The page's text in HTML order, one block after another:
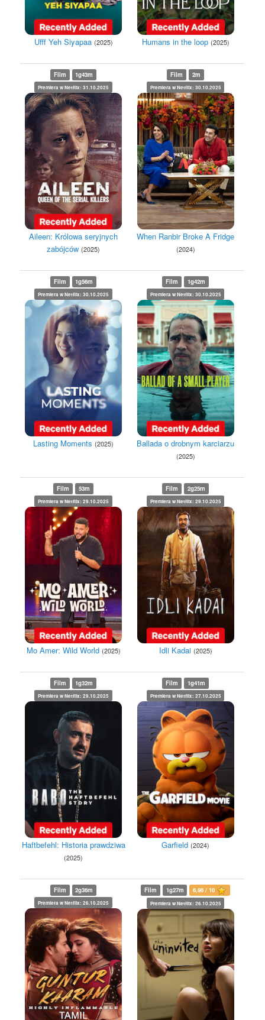
Ufff Yeh Siyapaa (2025) Humans in the loop (2025)
Film 1g43m
Premiera w Netflix: 31.10.2025
Aileen: Królowa seryjnych
zabójców (2025)
Film 2m
Premiera w Netflix: 30.10.2025
When Ranbir Broke A Fridge
(2024)
Film 1g56m
Premiera w Netflix: 30.10.2025
Lasting Moments (2025)
Film 1g42m
Premiera w Netflix: 30.10.2025
Ballada o drobnym karciarzu
(2025)
Film 53m
Premiera w Netflix: 29.10.2025
Mo Amer: Wild World (2025)
Film 2g25m
Premiera w Netflix: 29.10.2025
Idli Kadai (2025)
Film 1g32m
Premiera w Netflix: 29.10.2025
Haftbefehl: Historia prawdziwa
(2025)
Film 1g41m
Premiera w Netflix: 27.10.2025
Garfield (2024)
Film 2g36m
Premiera w Netflix: 26.10.2025
Film 1g27m 6,96 / 10
Premiera w Netflix: 26.10.2025